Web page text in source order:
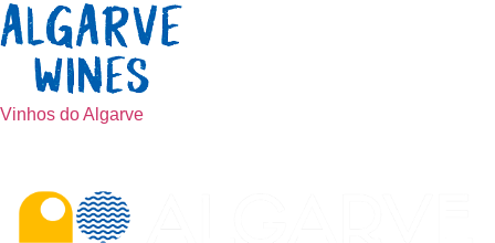
Vinhos do Algarve